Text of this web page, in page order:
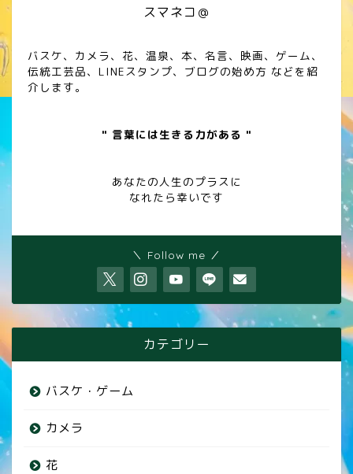
スマネコ＠
バスケ、カメラ、花、温泉、本、名言、映画、ゲーム、
伝統工芸品、LINEスタンプ、ブログの始め方 などを紹
介します。
" 言葉には生きる力がある "
あなたの人生のプラスに
なれたら幸いです
＼ Follow me ／
カテゴリー
バスケ・ゲーム
カメラ
花